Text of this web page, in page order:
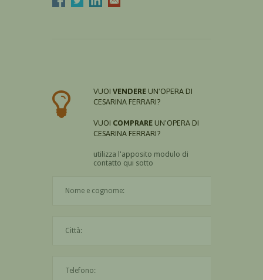
VUOI VENDERE UN'OPERA DI
CESARINA FERRARI?
VUOI COMPRARE UN'OPERA DI
CESARINA FERRARI?
utilizza l'apposito modulo di
contatto qui sotto